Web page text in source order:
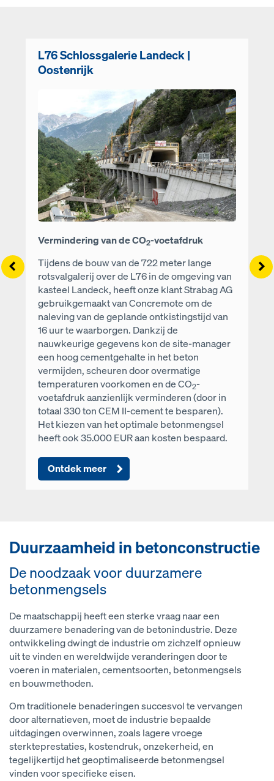
L76 Schlossgalerie Landeck |
Oostenrijk
Vermindering van de CO2-voetafdruk
Tijdens de bouw van de 722 meter lange
rotsvalgalerij over de L76 in de omgeving van
kasteel Landeck, heeft onze klant Strabag AG
gebruikgemaakt van Concremote om de
naleving van de geplande ontkistingstijd van
16 uur te waarborgen. Dankzij de
nauwkeurige gegevens kon de site-manager
een hoog cementgehalte in het beton
vermijden, scheuren door overmatige
temperaturen voorkomen en de CO2-
voetafdruk aanzienlijk verminderen (door in
totaal 330 ton CEM II-cement te besparen).
Het kiezen van het optimale betonmengsel
heeft ook 35.000 EUR aan kosten bespaard.
Ontdek meer
Left
Duurzaamheid in betonconstructie
De noodzaak voor duurzamere
betonmengsels
De maatschappij heeft een sterke vraag naar een
duurzamere benadering van de betonindustrie. Deze
ontwikkeling dwingt de industrie om zichzelf opnieuw
uit te vinden en wereldwijde veranderingen door te
voeren in materialen, cementsoorten, betonmengsels
en bouwmethoden.
Om traditionele benaderingen succesvol te vervangen
door alternatieven, moet de industrie bepaalde
uitdagingen overwinnen, zoals lagere vroege
sterkteprestaties, kostendruk, onzekerheid, en
tegelijkertijd het geoptimaliseerde betonmengsel
vinden voor specifieke eisen.